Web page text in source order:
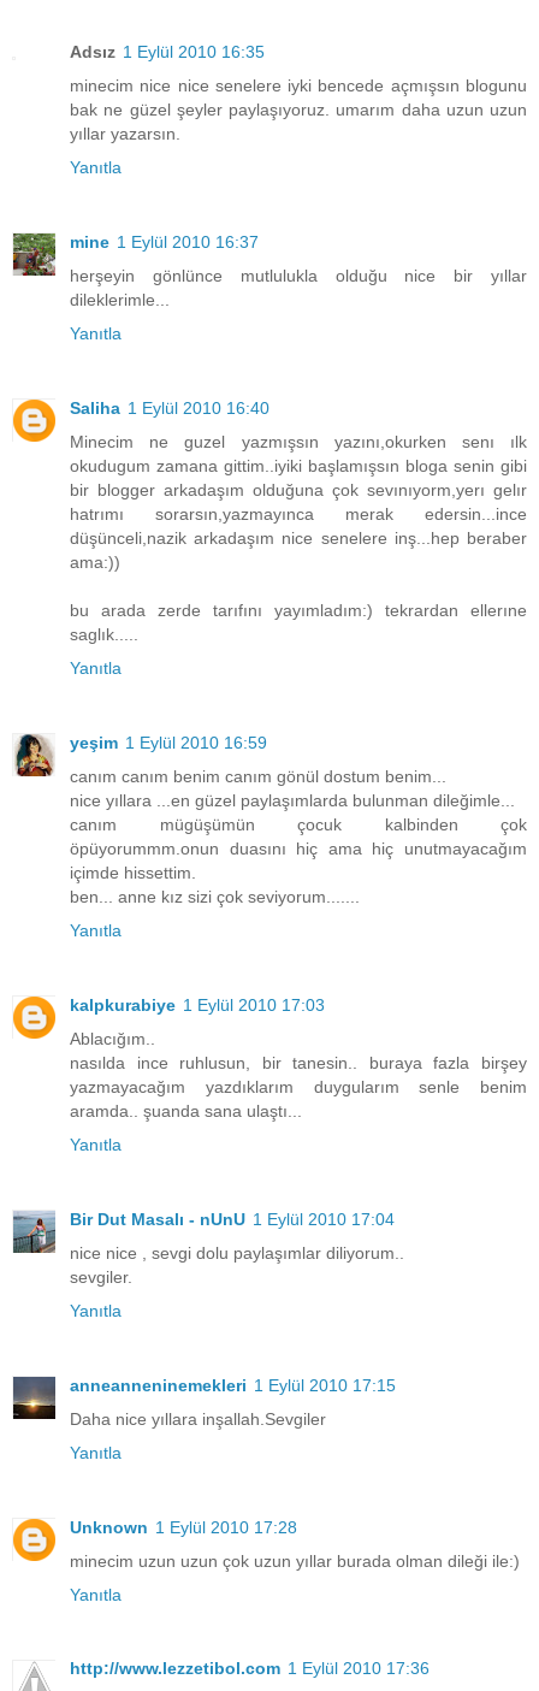
Adsız 1 Eylül 2010 16:35
minecim nice nice senelere iyki bencede açmışsın blogunu
bak ne güzel şeyler paylaşıyoruz. umarım daha uzun uzun
yıllar yazarsın.
Yanıtla
mine 1 Eylül 2010 16:37
herşeyin gönlünce mutlulukla olduğu nice bir yıllar
dileklerimle...
Yanıtla
Saliha 1 Eylül 2010 16:40
Minecim ne guzel yazmışsın yazını,okurken senı ılk
okudugum zamana gittim..iyiki başlamışsın bloga senin gibi
bir blogger arkadaşım olduğuna çok sevınıyorm,yerı gelır
hatrımı sorarsın,yazmayınca merak edersin...ince
düşünceli,nazik arkadaşım nice senelere inş...hep beraber
ama:))
bu arada zerde tarıfını yayımladım:) tekrardan ellerıne
saglık.....
Yanıtla
yeşim 1 Eylül 2010 16:59
canım canım benim canım gönül dostum benim...
nice yıllara ...en güzel paylaşımlarda bulunman dileğimle...
canım mügüşümün çocuk kalbinden çok
öpüyorummm.onun duasını hiç ama hiç unutmayacağım
içimde hissettim.
ben... anne kız sizi çok seviyorum.......
Yanıtla
kalpkurabiye 1 Eylül 2010 17:03
Ablacığım..
nasılda ince ruhlusun, bir tanesin.. buraya fazla birşey
yazmayacağım yazdıklarım duygularım senle benim
aramda.. şuanda sana ulaştı...
Yanıtla
Bir Dut Masalı - nUnU 1 Eylül 2010 17:04
nice nice , sevgi dolu paylaşımlar diliyorum..
sevgiler.
Yanıtla
anneanneninemekleri 1 Eylül 2010 17:15
Daha nice yıllara inşallah.Sevgiler
Yanıtla
Unknown 1 Eylül 2010 17:28
minecim uzun uzun çok uzun yıllar burada olman dileği ile:)
Yanıtla
http://www.lezzetibol.com 1 Eylül 2010 17:36